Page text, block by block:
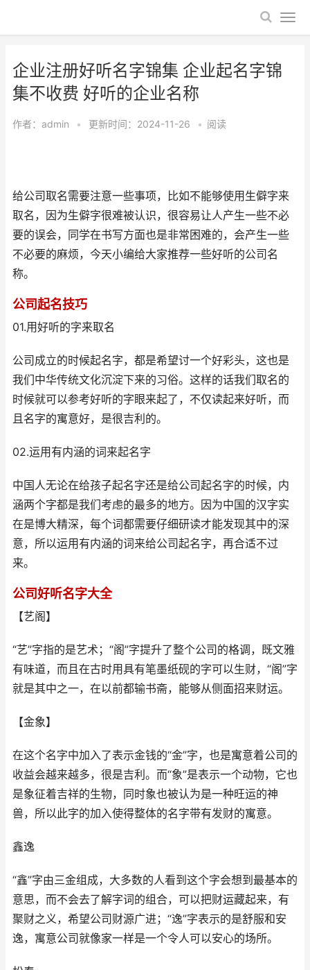
企业注册好听名字锦集 企业起名字锦
集不收费 好听的企业名称
作者： admin • 更新时间：2024-11-26 • 阅读
给公司取名需要注意一些事项，比如不能够使用生僻字来
取名，因为生僻字很难被认识，很容易让人产生一些不必
要的误会，同学在书写方面也是非常困难的，会产生一些
不必要的麻烦，今天小编给大家推荐一些好听的公司名
称。
公司起名技巧
01.用好听的字来取名
公司成立的时候起名字，都是希望讨一个好彩头，这也是
我们中华传统文化沉淀下来的习俗。这样的话我们取名的
时候就可以参考好听的字眼来起了，不仅读起来好听，而
且名字的寓意好，是很吉利的。
02.运用有内涵的词来起名字
中国人无论在给孩子起名字还是给公司起名字的时候，内
涵两个字都是我们考虑的最多的地方。因为中国的汉字实
在是博大精深，每个词都需要仔细研读才能发现其中的深
意，所以运用有内涵的词来给公司起名字，再合适不过
来。
公司好听名字大全
【艺阁】
“艺”字指的是艺术；“阁”字提升了整个公司的格调，既文雅
有味道，而且在古时用具有笔墨纸砚的字可以生财，“阁”字
就是其中之一，在以前都输书斋，能够从侧面招来财运。
【金象】
在这个名字中加入了表示金钱的“金”字，也是寓意着公司的
收益会越来越多，很是吉利。而“象”是表示一个动物，它也
是象征着吉祥的生物，同时象也被认为是一种旺运的神
兽，所以此字的加入使得整体的名字带有发财的寓意。
鑫逸
“鑫”字由三金组成，大多数的人看到这个字会想到最基本的
意思，而不会去了解字词的组合，可以把财运藏起来，有
聚财之义，希望公司财源广进；“逸”字表示的是舒服和安
逸，寓意公司就像家一样是一个令人可以安心的场所。